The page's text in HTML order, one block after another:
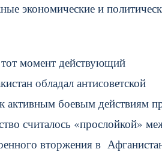
экономические и
момент действующий
обладал антисоветской
активным боевым действиям
считалось «прослойкой»
вторжения в